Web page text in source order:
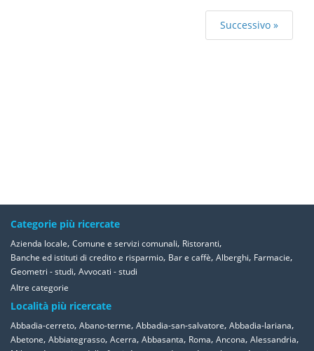
Successivo »
Categorie più ricercate
Azienda locale, Comune e servizi comunali, Ristoranti,
Banche ed istituti di credito e risparmio, Bar e caffè, Alberghi, Farmacie,
Geometri - studi, Avvocati - studi
Altre categorie
Località più ricercate
Abbadia-cerreto, Abano-terme, Abbadia-san-salvatore, Abbadia-lariana,
Abetone, Abbiategrasso, Acerra, Abbasanta, Roma, Ancona, Alessandria,